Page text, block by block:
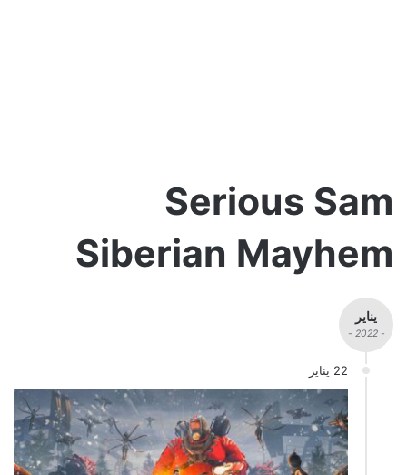
Serious Sam
Siberian Mayhem
يناير
- 2022 -
22 يناير